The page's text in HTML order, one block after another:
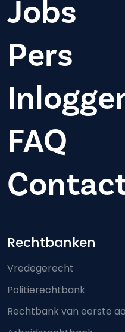
Jobs
Pers
FAQ
Footer-
Rechtbanken
Vredegerecht
Politierechtbank
Rechtbank van eerste